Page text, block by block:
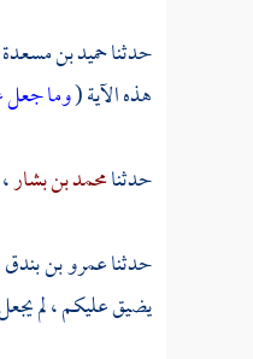
حدثناحميد بن مسعدة
هذه الآية (وما جعل
حدثنامحمد بن بشار
حدثناعمرو بن بندق
يضيق عليكم ، لم